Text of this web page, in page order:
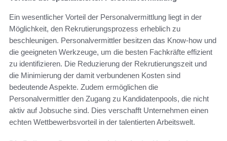
Ein wesentlicher Vorteil der Personalvermittlung liegt in der
Möglichkeit, den Rekrutierungsprozess erheblich zu
beschleunigen. Personalvermittler besitzen das Know-how und
die geeigneten Werkzeuge, um die besten Fachkräfte effizient
zu identifizieren. Die Reduzierung der Rekrutierungszeit und
die Minimierung der damit verbundenen Kosten sind
bedeutende Aspekte. Zudem ermöglichen die
Personalvermittler den Zugang zu Kandidatenpools, die nicht
aktiv auf Jobsuche sind. Dies verschafft Unternehmen einen
echten Wettbewerbsvorteil in der talentierten Arbeitswelt.